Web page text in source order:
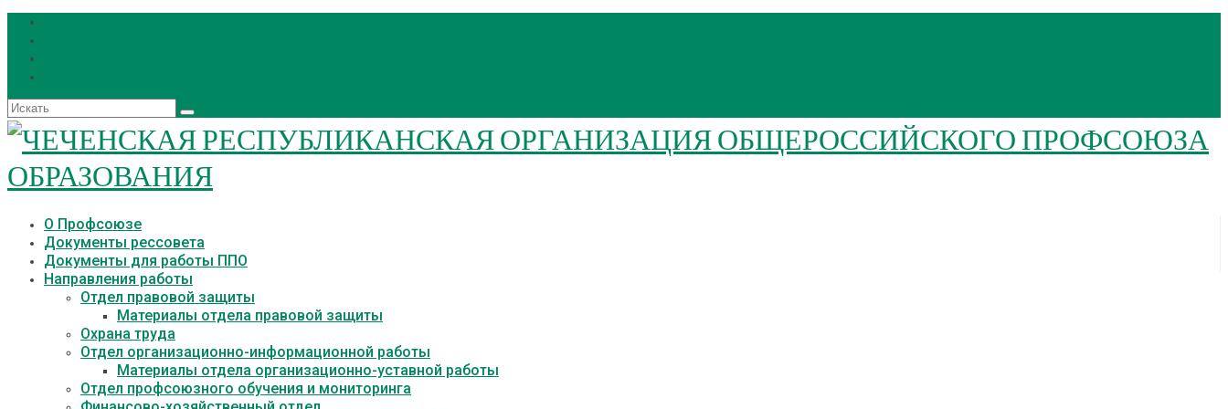
Искать:
О Профсоюзе
Документы рессовета
Документы для работы ППО
Направления работы
Отдел правовой защиты
Материалы отдела правовой защиты
Охрана труда
Отдел организационно-информационной работы
Материалы отдела организационно-уставной работы
Отдел профсоюзного обучения и мониторинга